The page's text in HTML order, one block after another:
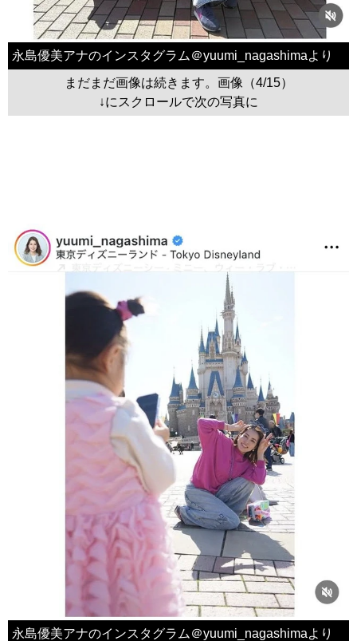
永島優美アナのインスタグラム＠yuumi_nagashimaより
まだまだ画像は続きます。画像（4/15）
↓にスクロールで次の写真に
永島優美アナのインスタグラム＠yuumi_nagashimaより